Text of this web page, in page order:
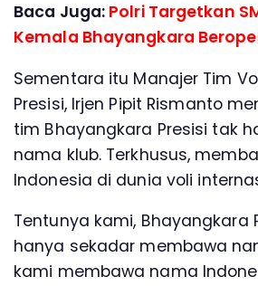
Baca Juga: Polri Targetkan
Kemala Bhayangkara
Sementara itu Manajer Tim
Presisi, Irjen Pipit Rismanto
tim Bhayangkara Presisi tak
nama klub. Terkhusus,
Indonesia di dunia voli
Tentunya kami, Bhayangkara
hanya sekadar membawa
kami membawa nama